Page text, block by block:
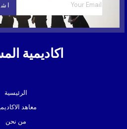
اكاديمية
الرئيسية
معاهد
من نحن